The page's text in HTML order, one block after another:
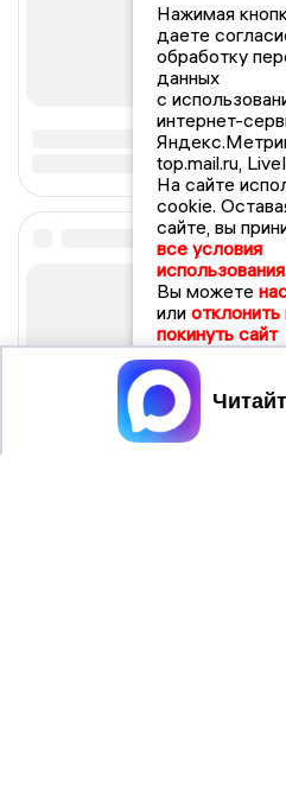
Нажимая
даете
обработку
данных
с
интернет-
top.mail.ru,
На сайте
cookie.
сайте, вы
все условия
Вы можете
или отклонить
покинуть сайт
Принять